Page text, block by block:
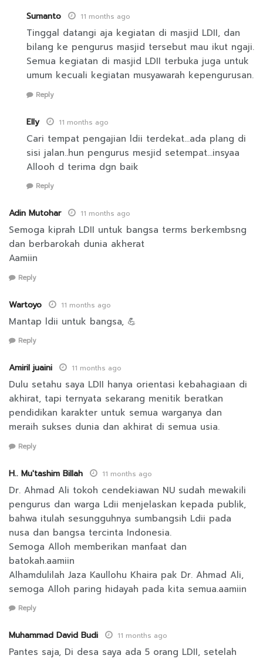
Sumanto 11 months ago
Tinggal datangi aja kegiatan di masjid LDII, dan
bilang ke pengurus masjid tersebut mau ikut ngaji.
Semua kegiatan di masjid LDII terbuka juga untuk
umum kecuali kegiatan musyawarah kepengurusan.
Reply
Elly 11 months ago
Cari tempat pengajian ldii terdekat…ada plang di
sisi jalan..hun pengurus mesjid setempat…insyaa
Allooh d terima dgn baik
Reply
Adin Mutohar 11 months ago
Semoga kiprah LDII untuk bangsa terms berkembsng
dan berbarokah dunia akherat
Aamiin
Reply
Wartoyo 11 months ago
Mantap ldii untuk bangsa, 💪
Reply
Amiril juaini 11 months ago
Dulu setahu saya LDII hanya orientasi kebahagiaan di
akhirat, tapi ternyata sekarang menitik beratkan
pendidikan karakter untuk semua warganya dan
meraih sukses dunia dan akhirat di semua usia.
Reply
H.. Mu'tashim Billah 11 months ago
Dr. Ahmad Ali tokoh cendekiawan NU sudah mewakili
pengurus dan warga Ldii menjelaskan kepada publik,
bahwa itulah sesungguhnya sumbangsih Ldii pada
nusa dan bangsa tercinta Indonesia.
Semoga Alloh memberikan manfaat dan
batokah.aamiin
Alhamdulilah Jaza Kaullohu Khaira pak Dr. Ahmad Ali,
semoga Alloh paring hidayah pada kita semua.aamiin
Reply
Muhammad David Budi 11 months ago
Pantes saja, Di desa saya ada 5 orang LDII, setelah